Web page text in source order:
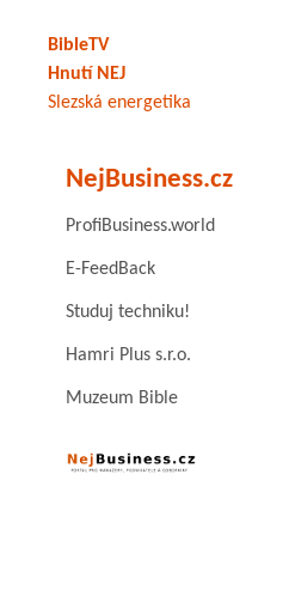
BibleTV
Hnutí NEJ
Slezská energetika
NejBusiness.cz
ProfiBusiness.world
E-FeedBack
Studuj techniku!
Hamri Plus s.r.o.
Muzeum Bible